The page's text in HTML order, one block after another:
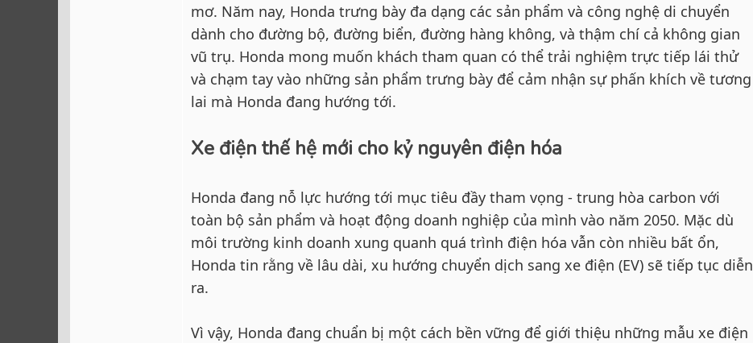
mơ. Năm nay, Honda trưng bày đa dạng các sản phẩm và công nghệ di chuyển
dành cho đường bộ, đường biển, đường hàng không, và thậm chí cả không gian
vũ trụ. Honda mong muốn khách tham quan có thể trải nghiệm trực tiếp lái thử
và chạm tay vào những sản phẩm trưng bày để cảm nhận sự phấn khích về tương
lai mà Honda đang hướng tới.
Xe điện thế hệ mới cho kỷ nguyên điện hóa
Honda đang nỗ lực hướng tới mục tiêu đầy tham vọng - trung hòa carbon với
toàn bộ sản phẩm và hoạt động doanh nghiệp của mình vào năm 2050. Mặc dù
môi trường kinh doanh xung quanh quá trình điện hóa vẫn còn nhiều bất ổn,
Honda tin rằng về lâu dài, xu hướng chuyển dịch sang xe điện (EV) sẽ tiếp tục diễn
ra.
Vì vậy, Honda đang chuẩn bị một cách bền vững để giới thiệu những mẫu xe điện